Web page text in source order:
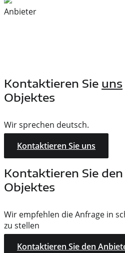
Anbieter
Kontaktieren Sie uns
Objektes
Wir sprechen deutsch.
Kontaktieren Sie uns
Kontaktieren Sie den
Objektes
Wir empfehlen die Anfrage in
zu stellen
Kontaktieren Sie den